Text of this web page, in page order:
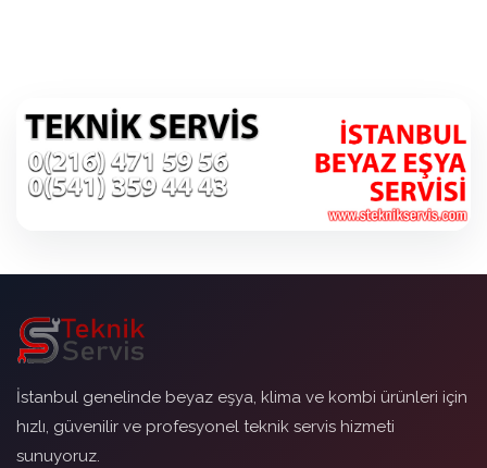
İstanbul genelinde beyaz eşya, klima ve kombi ürünleri için
hızlı, güvenilir ve profesyonel teknik servis hizmeti
sunuyoruz.